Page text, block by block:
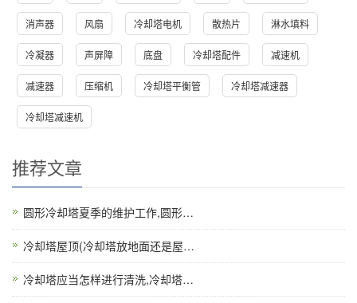
消声器 风扇 冷却塔电机 散热片 淋水填料
冷凝器 声屏障 底盘 冷却塔配件 减速机
减速器 压缩机 冷却塔平衡管 冷却塔减速器
冷却塔减速机
推荐文章
圆形冷却塔夏季的维护工作,圆形…
冷却塔屋顶(冷却塔放地面还是屋…
冷却塔应当怎样进行清洗,冷却塔…